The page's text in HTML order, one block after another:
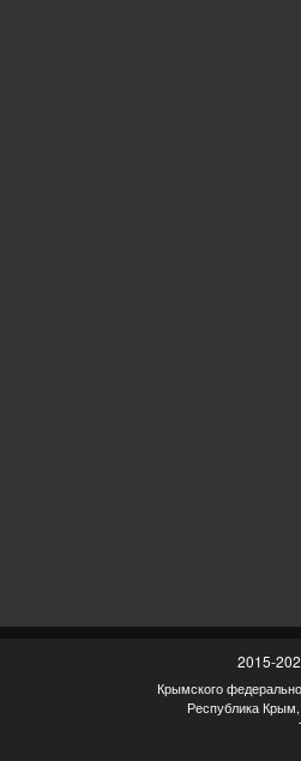
2015-
Крымского
Республика